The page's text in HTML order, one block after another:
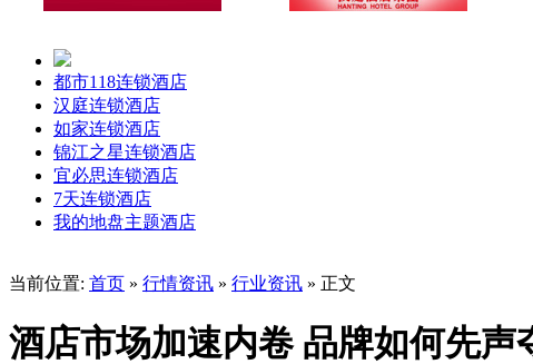
都市118连锁酒店
汉庭连锁酒店
如家连锁酒店
锦江之星连锁酒店
宜必思连锁酒店
7天连锁酒店
我的地盘主题酒店
当前位置: 首页 » 行情资讯 » 行业资讯 » 正文
酒店市场加速内卷 品牌如何先声